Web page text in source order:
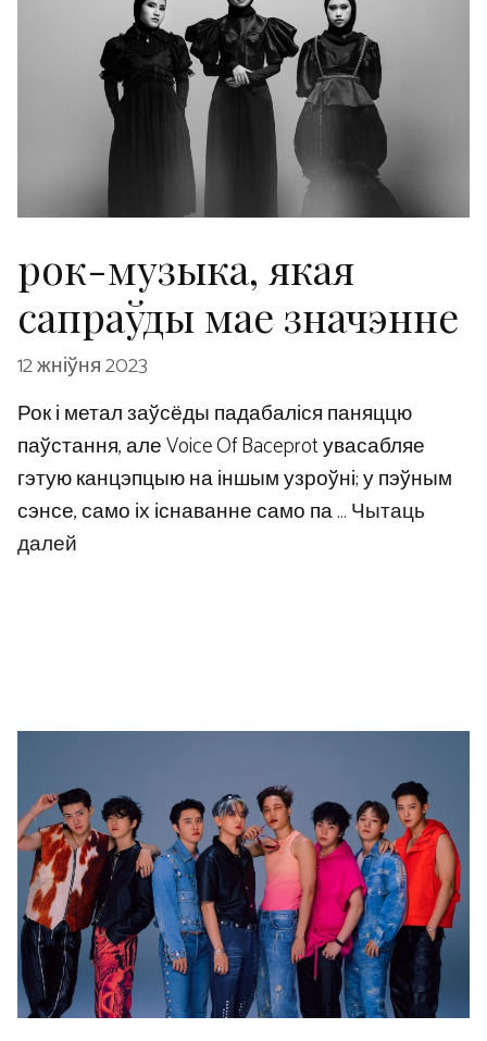
рок-музыка, якая
сапраўды мае значэнне
12 жніўня 2023
Рок і метал заўсёды падабаліся паняццю
паўстання, але Voice Of Baceprot увасабляе
гэтую канцэпцыю на іншым узроўні; у пэўным
сэнсе, само іх існаванне само па …Чытаць
далей